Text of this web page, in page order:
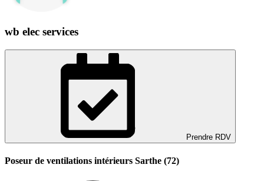
wb elec services
Prendre RDV
Poseur de ventilations intérieurs Sarthe (72)